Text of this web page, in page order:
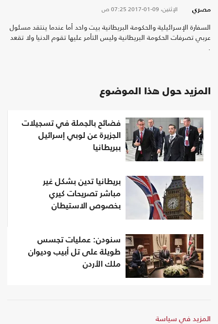
مصري الإثنين، 09-01-2017 07:25 ص
السفارة الإسرائيلية والحكومة البريطانية بيت واحد أما عندما ينتقد مسئول
عربي تصرفات الحكومة البريطانية وليس التأمر عليها تقوم الدنيا ولا تقعد
.
المزيد حول هذا الموضوع
فضائح بالجملة في تسجيلات
الجزيرة عن لوبي إسرائيل
ببريطانيا
بريطانيا تدين بشكل غير
مباشر تصريحات كيري
بخصوص الاستيطان
سنودن: عمليات تجسس
طويلة على تل أبيب وديوان
ملك الأردن
المزيد في سياسة